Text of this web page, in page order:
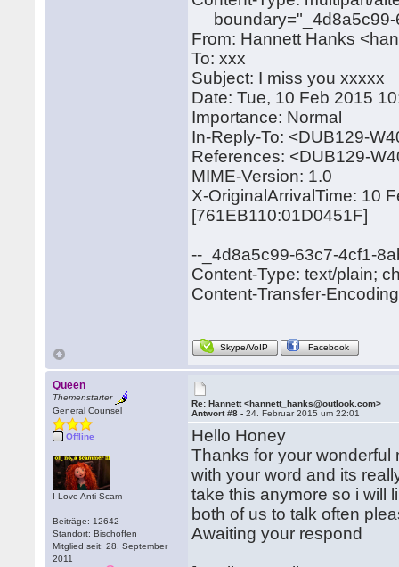
boundary="_4d8a5c99-
From: Hannett Hanks
To: xxx
Subject: I miss you xxxxx
Date: Tue, 10 Feb 2015
Importance: Normal
In-Reply-To: <DUB129-
References: <DUB129-
MIME-Version: 1.0
X-OriginalArrivalTime: 10
[761EB110:01D0451F]
--_4d8a5c99-63c7-4cf1-
Content-Type: text/plain;
Content-Transfer-
Skype/VoIP Facebook
Queen
Themenstarter
General Counsel
Offline
I Love Anti-Scam
Beiträge: 12642
Standort: Bischoffen
Mitglied seit: 28. September
2011
Re: Hannett <hannett_hanks@outlook.com>
Antwort #8 -24. Februar 2015 um 22:01
Hello Honey
Thanks for your
with your word and its
take this anymore so i will
both of us to talk often
Awaiting your respond